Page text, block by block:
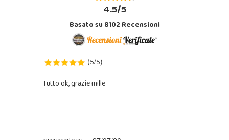
4.5/5
Basato su 8102 Recensioni
(5/5)
Tutto ok, grazie mille